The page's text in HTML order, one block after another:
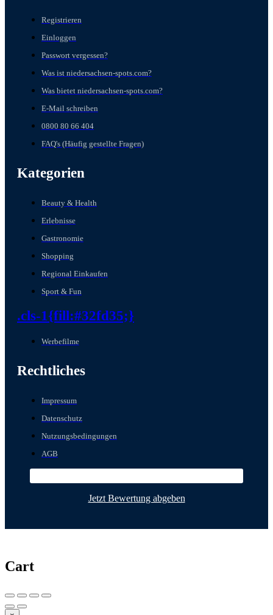
Registrieren
Einloggen
Passwort vergessen?
Was ist niedersachsen-spots.com?
Was bietet niedersachsen-spots.com?
E-Mail schreiben
0800 80 66 404
FAQ's (Häufig gestellte Fragen)
Kategorien
Beauty & Health
Erlebnisse
Gastronomie
Shopping
Regional Einkaufen
Sport & Fun
.cls-1{fill:#32fd35;}
Werbefilme
Rechtliches
Impressum
Datenschutz
Nutzungsbedingungen
AGB
Jetzt Bewertung abgeben
Cart